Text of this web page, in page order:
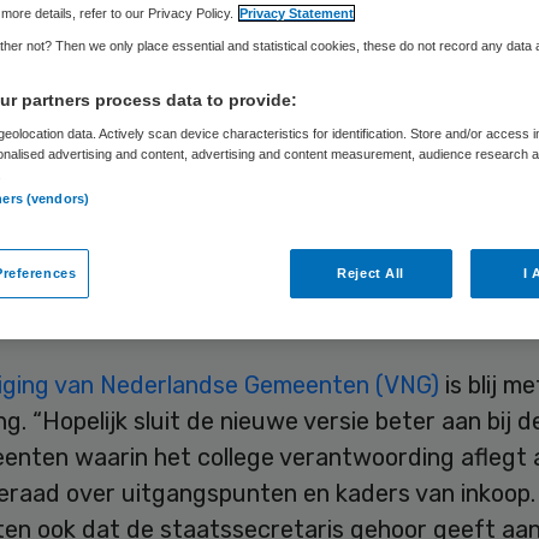
Van Rijn van VWS gaat de (concept-
gaat. De consultatieperiode wordt
van een bestuurlijk overleg tussen de
van Nederlandse Gemeenten (VNG) is blij
“Hopelijk sluit de nieuwe versie beter aan bij
waarin het college verantwoording aflegt
over uitgangspunten en kaders van inkoop.
ook dat de staatssecretaris gehoor geeft
details, refer to our Privacy Policy. Privacy Statement
not? Then we only place essential and statistical cookies, these do not record any data
partners process data to provide:
data. Actively scan device characteristics for identification. Store and/or access
advertising and content, advertising and content measurement, audience research
(vendors)
Reject All I